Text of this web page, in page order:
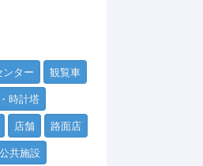
ター
観覧車
時計塔
店舗
路面店
公共施設